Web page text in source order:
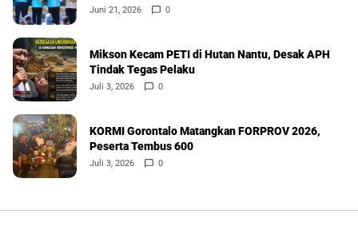
Juni 21, 2026 0
Mikson Kecam PETI di Hutan Nantu, Desak APH
Tindak Tegas Pelaku
Juli 3, 2026 0
KORMI Gorontalo Matangkan FORPROV 2026,
Peserta Tembus 600
Juli 3, 2026 0